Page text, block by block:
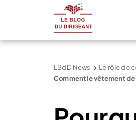
LBdD News Le rôle de
Comment le vêtement